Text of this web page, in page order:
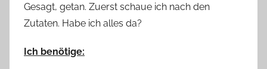
Gesagt, getan. Zuerst schaue ich nach den
Zutaten. Habe ich alles da?
Ich benötige: